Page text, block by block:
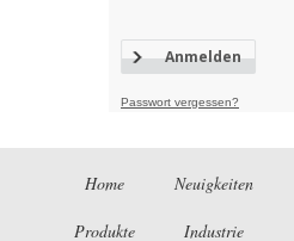
Passwort vergessen?
Home Neuigkeiten
Produkte Industrie